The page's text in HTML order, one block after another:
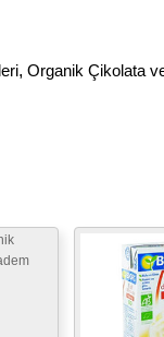
, Organik Çikolata ve